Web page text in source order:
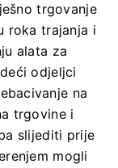
trgovanje
roka trajanja i
alata za
odjeljci
na
trgovine i
slijediti prije
mogli